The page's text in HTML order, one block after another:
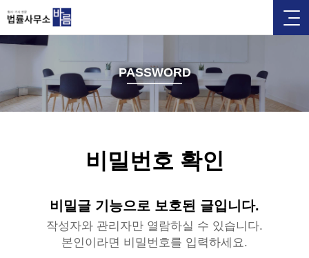
PASSWORD
비밀번호 확인
비밀글 기능으로 보호된 글입니다.
작성자와 관리자만 열람하실 수 있습니다.
본인이라면 비밀번호를 입력하세요.